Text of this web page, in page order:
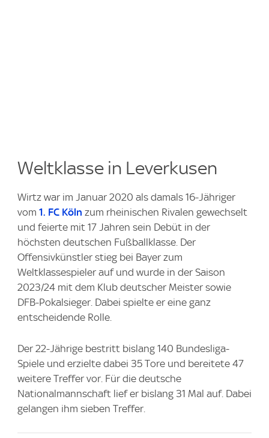
Weltklasse in Leverkusen
Wirtz war im Januar 2020 als damals 16-Jähriger
vom 1. FC Köln zum rheinischen Rivalen gewechselt
und feierte mit 17 Jahren sein Debüt in der
höchsten deutschen Fußballklasse. Der
Offensivkünstler stieg bei Bayer zum
Weltklassespieler auf und wurde in der Saison
2023/24 mit dem Klub deutscher Meister sowie
DFB-Pokalsieger. Dabei spielte er eine ganz
entscheidende Rolle.
Der 22-Jährige bestritt bislang 140 Bundesliga-
Spiele und erzielte dabei 35 Tore und bereitete 47
weitere Treffer vor. Für die deutsche
Nationalmannschaft lief er bislang 31 Mal auf. Dabei
gelangen ihm sieben Treffer.